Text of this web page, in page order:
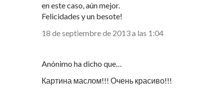
en este caso, aún mejor.
Felicidades y un besote!
18 de septiembre de 2013 a las 1:04
Anónimo ha dicho que…
Картина маслом!!! Очень красиво!!!